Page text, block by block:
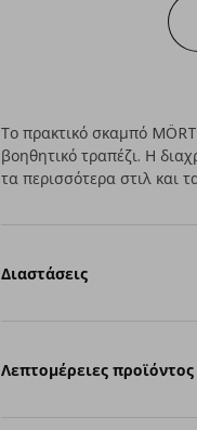
Το πρακτικό σκαμπό
βοηθητικό τραπέζι. Η
τα περισσότερα στιλ και
Διαστάσεις
Λεπτομέρειες προϊόντος